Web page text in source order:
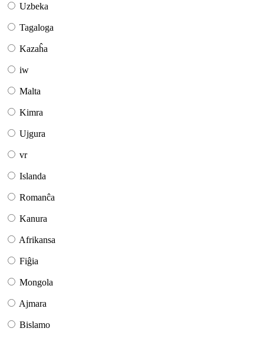
Uzbeka
Tagaloga
Kazaĥa
iw
Malta
Kimra
Ujgura
vr
Islanda
Romanĉa
Kanura
Afrikansa
Fiĝia
Mongola
Ajmara
Bislamo